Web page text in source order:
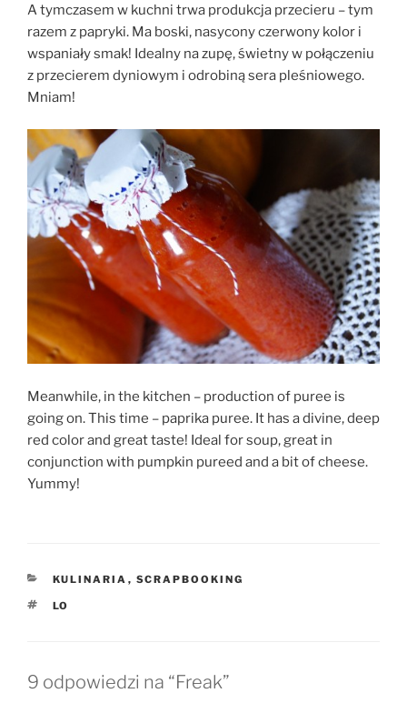
A tymczasem w kuchni trwa produkcja przecieru – tym
razem z papryki. Ma boski, nasycony czerwony kolor i
wspaniały smak! Idealny na zupę, świetny w połączeniu
z przecierem dyniowym i odrobiną sera pleśniowego.
Mniam!
Meanwhile, in the kitchen – production of puree is
going on. This time – paprika puree. It has a divine, deep
red color and great taste! Ideal for soup, great in
conjunction with pumpkin pureed and a bit of cheese.
Yummy!
KATEGORIE
KULINARIA , SCRAPBOOKING
TAGI
LO
9 odpowiedzi na “Freak”